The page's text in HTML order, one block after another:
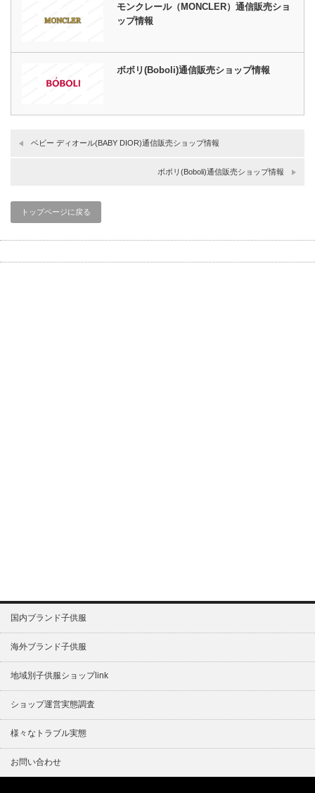
モンクレール（MONCLER）通信販売ショ
ップ情報
ボボリ(Boboli)通信販売ショップ情報
ベビー ディオール(BABY DIOR)通信販売ショップ情報
ボボリ(Boboli)通信販売ショップ情報
トップページに戻る
国内ブランド子供服
海外ブランド子供服
地域別子供服ショップlink
ショップ運営実態調査
様々なトラブル実態
お問い合わせ